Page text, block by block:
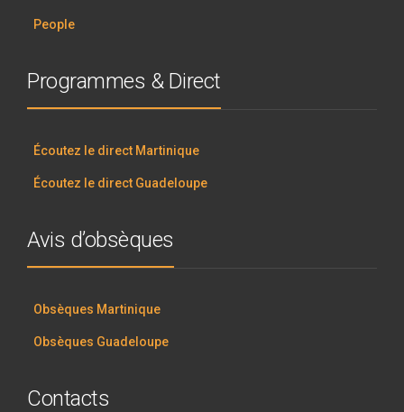
People
Programmes & Direct
Écoutez le direct Martinique
Écoutez le direct Guadeloupe
Avis d’obsèques
Obsèques Martinique
Obsèques Guadeloupe
Contacts